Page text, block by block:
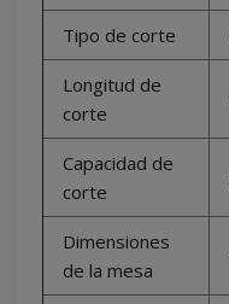
Tipo de corte
Longitud de
corte
Capacidad de
corte
Dimensiones
de la mesa